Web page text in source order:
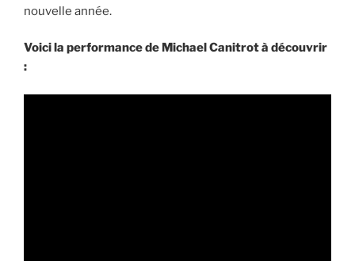
nouvelle année.
Voici la performance de Michael Canitrot à découvrir
: